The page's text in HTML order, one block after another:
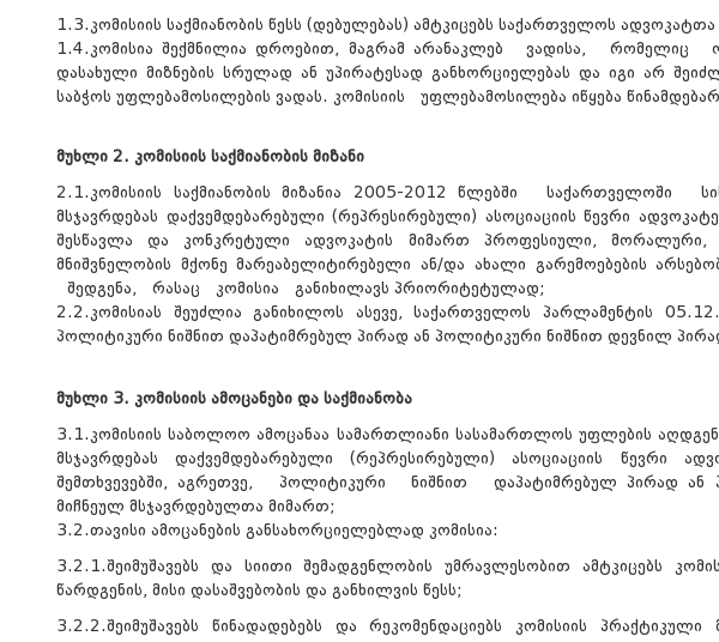
1.3.კომისიის საქმიანობის წესს (დებულებას) ამტკიცებს საქართველოს
1.4.კომისია შექმნილია დროებით, მაგრამ არანაკლებ ვადისა, რომელიც
დასახული მიზნების სრულად ან უპირატესად განხორციელებას და იგი არ
საბჭოს უფლებამოსილების ვადას. კომისიის უფლებამოსილება იწყება
მუხლი 2. კომისიის საქმიანობის მიზანი
2.1.კომისიის საქმიანობის მიზანია 2005-2012 წლებში საქართველოში
მსჯავრდებას დაქვემდებარებული (რეპრესირებული) ასოციაციის წევრი
შესწავლა და კონკრეტული ადვოკატის მიმართ პროფესიული, მორალური,
მნიშვნელობის მქონე მარეაბელიტირებელი ან/და ახალი გარემოებების
შედგენა, რასაც კომისია განიხილავს პრიორიტეტულად;
2.2.კომისიას შეუძლია განიხილოს ასევე, საქართველოს პარლამენტის
პოლიტიკური ნიშნით დაპატიმრებულ პირად ან პოლიტიკური ნიშნით დევნილ
მუხლი 3. კომისიის ამოცანები და საქმიანობა
3.1.კომისიის საბოლოო ამოცანაა სამართლიანი სასამართლოს უფლების
მსჯავრდებას დაქვემდებარებული (რეპრესირებული) ასოციაციის წევრი
შემთხვევებში, აგრეთვე, პოლიტიკური ნიშნით დაპატიმრებულ პირად ან
მიჩნეულ მსჯავრდებულთა მიმართ;
3.2.თავისი ამოცანების განსახორციელებლად კომისია:
3.2.1.შეიმუშავებს და სიითი შემადგენლობის უმრავლესობით ამტკიცებს
წარდგენის, მისი დასაშვებობის და განხილვის წესს;
3.2.2.შეიმუშავებს წინადადებებს და რეკომენდაციებს კომისიის პრაქტიკული